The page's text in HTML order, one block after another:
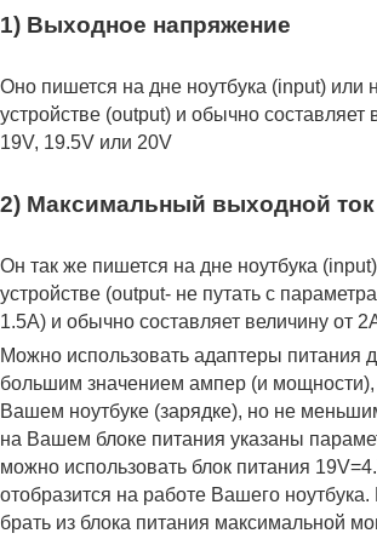
1) Выходное напряжение
Оно пишется на дне ноутбука (input) или
устройстве (output) и обычно составляет
19V, 19.5V или 20V
2) Максимальный выходной ток
Он так же пишется на дне ноутбука
устройстве (output- не путать с
1.5A) и обычно составляет величину от
Можно использовать адаптеры питания
большим значением ампер (и мощности),
Вашем ноутбуке (зарядке), но не
на Вашем блоке питания указаны
можно использовать блок питания
отобразится на работе Вашего ноутбука.
брать из блока питания максимальной